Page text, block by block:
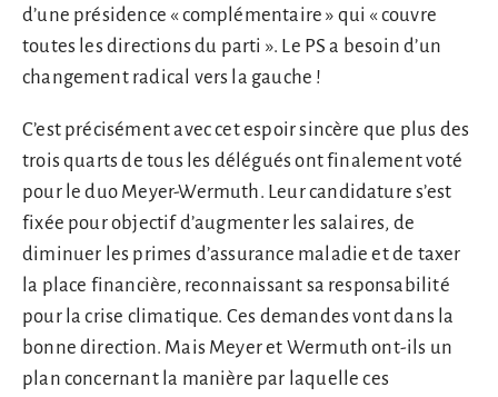
d’une présidence « complémentaire » qui « couvre
toutes les directions du parti ». Le PS a besoin d’un
changement radical vers la gauche !
C’est précisément avec cet espoir sincère que plus des
trois quarts de tous les délégués ont finalement voté
pour le duo Meyer-Wermuth. Leur candidature s’est
fixée pour objectif d’augmenter les salaires, de
diminuer les primes d’assurance maladie et de taxer
la place financière, reconnaissant sa responsabilité
pour la crise climatique. Ces demandes vont dans la
bonne direction. Mais Meyer et Wermuth ont-ils un
plan concernant la manière par laquelle ces